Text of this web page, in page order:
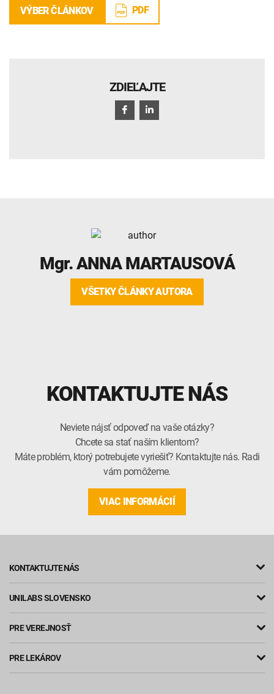
VÝBER ČLÁNKOV PDF
ZDIEĽAJTE
Mgr.ANNA MARTAUSOVÁ
VŠETKY ČLÁNKY AUTORA
KONTAKTUJTE NÁS
Neviete nájsť odpoveď na vaše otázky?
Chcete sa stať naším klientom?
Máte problém, ktorý potrebujete vyriešiť? Kontaktujte nás. Radi
vám pomôžeme.
VIAC INFORMÁCIÍ
KONTAKTUJTE NÁS
UNILABS SLOVENSKO
PRE VEREJNOSŤ
PRE LEKÁROV